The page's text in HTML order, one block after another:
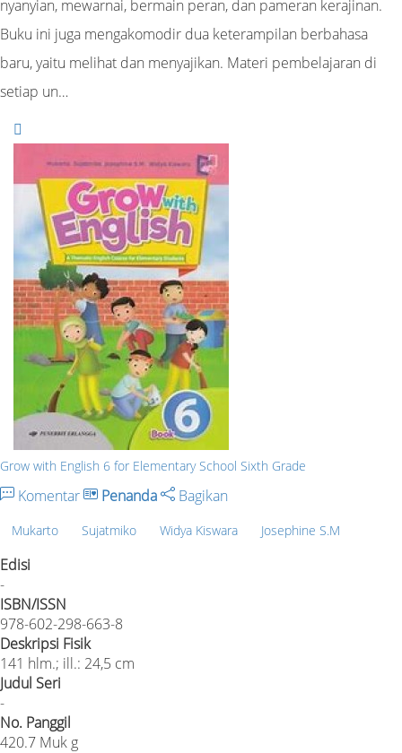
nyanyian, mewarnai, bermain peran, dan pameran kerajinan.
Buku ini juga mengakomodir dua keterampilan berbahasa
baru, yaitu melihat dan menyajikan. Materi pembelajaran di
setiap un…
Grow with English 6 for Elementary School Sixth Grade
Komentar Penanda Bagikan
Mukarto Sujatmiko Widya Kiswara Josephine S.M
Edisi
-
ISBN/ISSN
978-602-298-663-8
Deskripsi Fisik
141 hlm.; ill.: 24,5 cm
Judul Seri
-
No. Panggil
420.7 Muk g